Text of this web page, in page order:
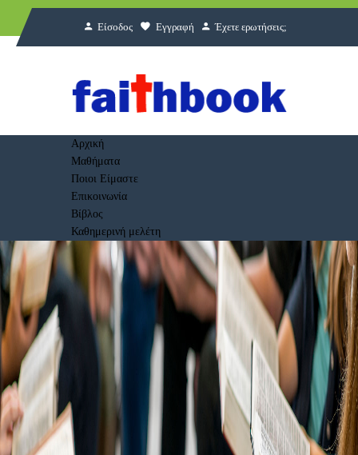
Είσοδος Εγγραφή Έχετε ερωτήσεις;
Αρχική
Μαθήματα
Ποιοι Είμαστε
Επικοινωνία
Βίβλος
Καθημερινή μελέτη